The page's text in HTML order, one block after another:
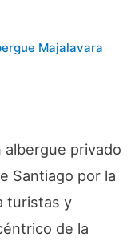
Majalavara
albergue privado
Santiago por la
turistas y
de la